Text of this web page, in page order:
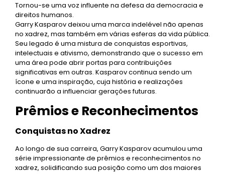
Tornou-se uma voz influente na defesa da democracia e
direitos humanos.
Garry Kasparov deixou uma marca indelével não apenas
no xadrez, mas também em várias esferas da vida pública.
Seu legado é uma mistura de conquistas esportivas,
intelectuais e ativismo, demonstrando que o sucesso em
uma área pode abrir portas para contribuições
significativas em outras. Kasparov continua sendo um
ícone e uma inspiração, cuja história e realizações
continuarão a influenciar gerações futuras.
Prêmios e Reconhecimentos
Conquistas no Xadrez
Ao longo de sua carreira, Garry Kasparov acumulou uma
série impressionante de prêmios e reconhecimentos no
xadrez, solidificando sua posição como um dos maiores